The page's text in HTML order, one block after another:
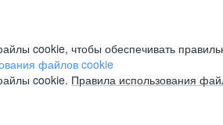
cookie, чтобы обеспечивать
файлов cookie
cookie. Правила использования